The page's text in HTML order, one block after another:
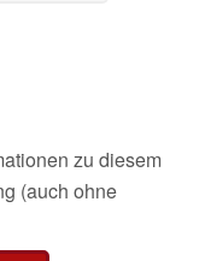
zu diesem
(auch ohne